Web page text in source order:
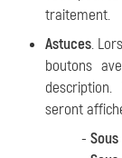
traitement.
Astuces.
boutons
seront
-